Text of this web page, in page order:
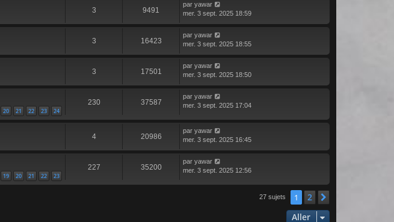
3 9491
par yawar
mer. 3 sept. 2025 18:59
3 16423
par yawar
mer. 3 sept. 2025 18:55
3 17501
par yawar
mer. 3 sept. 2025 18:50
20 21 22 23 24
230 37587
par yawar
mer. 3 sept. 2025 17:04
4 20986
par yawar
mer. 3 sept. 2025 16:45
19 20 21 22 23
227 35200
par yawar
mer. 3 sept. 2025 12:56
27 sujets 1 2
Aller